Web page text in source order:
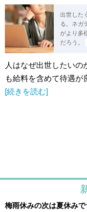
出世した
る。ネガ
がより多
だろう。
人はなぜ出世したいの
も給料を含めて待遇
[続きを読む]